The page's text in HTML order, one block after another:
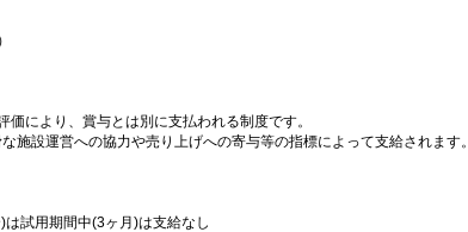
により、賞与とは別に支払われる制度です。
施設運営への協力や売り上げへの寄与等の指標によって支給されます。
試用期間中(3ヶ月)は支給なし